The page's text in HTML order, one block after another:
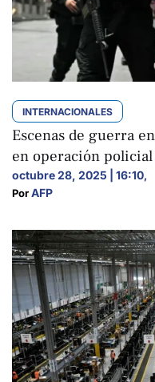
INTERNACIONALES
Escenas de guerra
en operación policial
octubre 28, 2025 | 16:10,
Por AFP